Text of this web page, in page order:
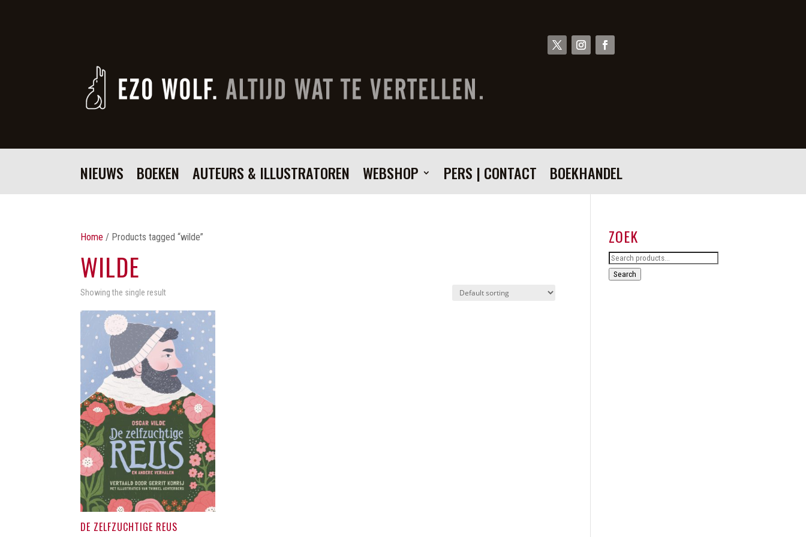
NIEUWS BOEKEN AUTEURS & ILLUSTRATOREN WEBSHOP PERS | CONTACT BOEKHANDEL
Home / Products tagged “wilde”
WILDE
Showing the single result
DE ZELFZUCHTIGE REUS
ZOEK
Search
for:Search